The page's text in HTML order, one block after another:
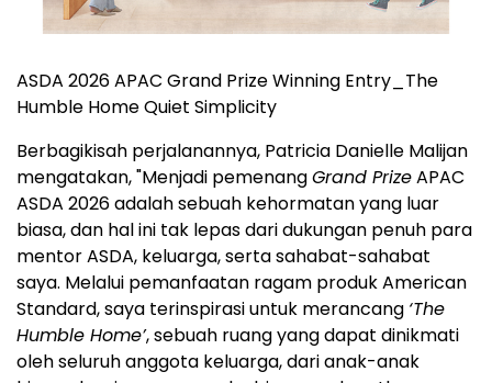
ASDA 2026 APAC Grand Prize Winning Entry_The
Humble Home Quiet Simplicity
Berbagikisah perjalanannya, Patricia Danielle Malijan
mengatakan, "Menjadi pemenangGrand PrizeAPAC
ASDA 2026 adalah sebuah kehormatan yang luar
biasa, dan hal ini tak lepas dari dukungan penuh para
mentor ASDA, keluarga, serta sahabat-sahabat
saya. Melalui pemanfaatan ragam produk American
Standard, saya terinspirasi untuk merancang ‘The
Humble Home’, sebuah ruang yang dapat dinikmati
oleh seluruh anggota keluarga, dari anak-anak